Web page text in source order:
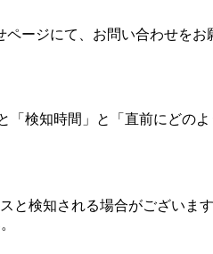
ージにて、お問い合わせをお
検知時間」と「直前にどのよ
と検知される場合がございます